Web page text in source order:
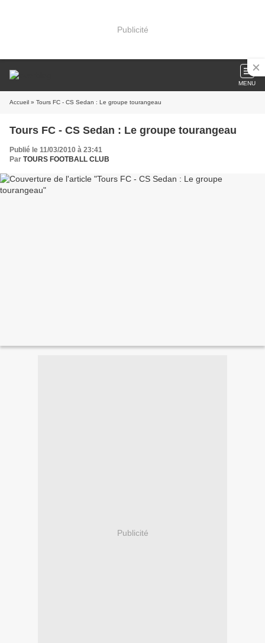
Publicité
MENU
Accueil » Tours FC - CS Sedan : Le groupe tourangeau
Tours FC - CS Sedan : Le groupe tourangeau
Publié le 11/03/2010 à 23:41
Par TOURS FOOTBALL CLUB
Publicité